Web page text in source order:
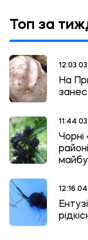
Топ за
12:03
На
11:44
Чорні
12:16